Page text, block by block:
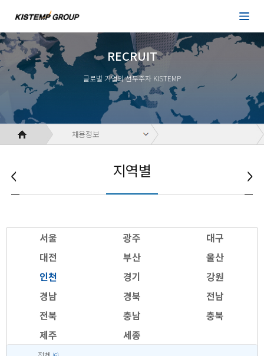
RECRUIT
글로벌 기업의 선두주자 KISTEMP
채용정보
지역별
서울 광주
대구
대전
부산
울산
인천
경기
강원
경남
경북
전남
전북
충남
충북
제주
세종